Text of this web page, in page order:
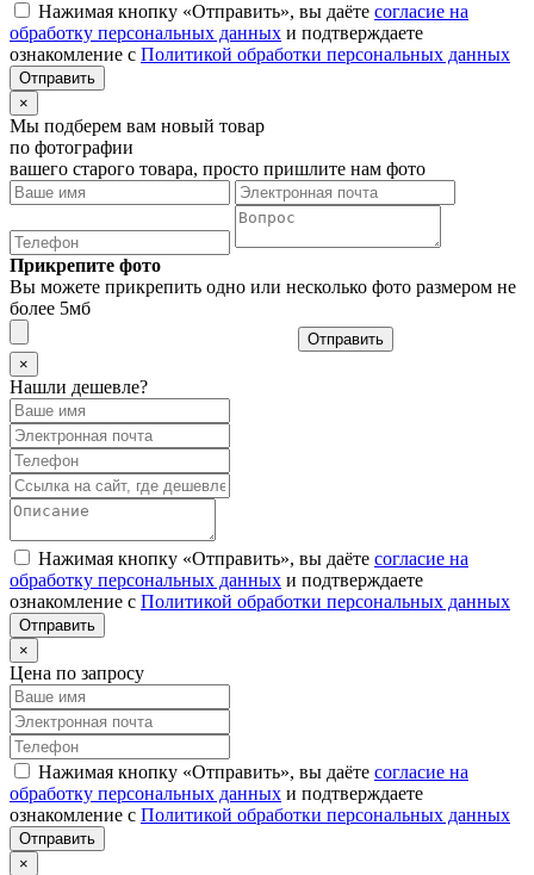
Нажимая кнопку «Отправить», вы даёте согласие на
обработку персональных данных и подтверждаете
ознакомление с Политикой обработки персональных данных
×
Мы подберем вам новый товар
по фотографии
вашего старого товара, просто пришлите нам фото
Прикрепите фото
Вы можете прикрепить одно или несколько фото размером не
более 5мб
Отправить
×
Нашли дешевле?
Нажимая кнопку «Отправить», вы даёте согласие на
обработку персональных данных и подтверждаете
ознакомление с Политикой обработки персональных данных
×
Цена по запросу
Нажимая кнопку «Отправить», вы даёте согласие на
обработку персональных данных и подтверждаете
ознакомление с Политикой обработки персональных данных
×